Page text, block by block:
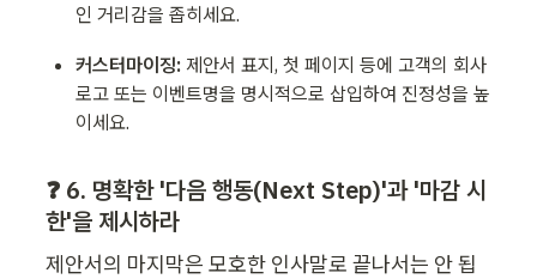
인 거리감을 좁히세요.
커스터마이징: 제안서 표지, 첫 페이지 등에 고객의 회사
로고 또는 이벤트명을 명시적으로 삽입하여 진정성을 높
이세요.
❓ 6. 명확한 '다음 행동(Next Step)'과 '마감 시
한'을 제시하라
제안서의 마지막은 모호한 인사말로 끝나서는 안 됩